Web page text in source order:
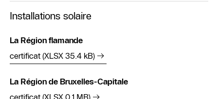
Installations solaire
La Région flamande
certificat (XLSX 35.4 kB)
La Région de Bruxelles-Capitale